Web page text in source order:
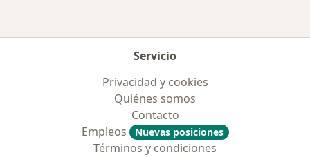
Servicio
Privacidad y cookies
Quiénes somos
Contacto
Empleos
Nuevas posiciones
Términos y condiciones